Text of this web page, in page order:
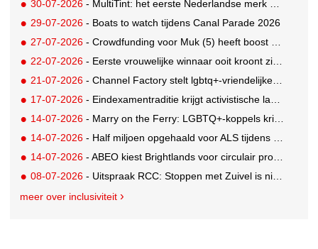
30-07-2026 - MultiTint: het eerste Nederlandse merk voor inclusieve wond- en sportverzorging
29-07-2026 - Boats to watch tijdens Canal Parade 2026
27-07-2026 - Crowdfunding voor Muk (5) heeft boost gekregen door BN'ers
22-07-2026 - Eerste vrouwelijke winnaar ooit kroont zich tot beste grunter van Nederland
21-07-2026 - Channel Factory stelt lgbtq+-vriendelijke inclusion list beschikbaar
17-07-2026 - Eindexamentraditie krijgt activistische lading tegen menstruatiearmoede
14-07-2026 - Marry on the Ferry: LGBTQ+-koppels krijgen de kans om hun huwelijksgeloften te hernieuwen op een wel heel bijzondere locatie
14-07-2026 - Half miljoen opgehaald voor ALS tijdens eerste Rotterdamse TriALSon
14-07-2026 - ABEO kiest Brightlands voor circulair productontwerp in de sportsector
08-07-2026 - Uitspraak RCC: Stoppen met Zuivel is niet misleidend
meer over inclusiviteit